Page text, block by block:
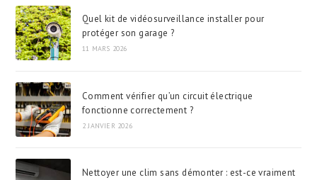
Quel kit de vidéosurveillance installer pour
protéger son garage ?
11 MARS 2026
Comment vérifier qu’un circuit électrique
fonctionne correctement ?
2 JANVIER 2026
Nettoyer une clim sans démonter : est-ce vraiment